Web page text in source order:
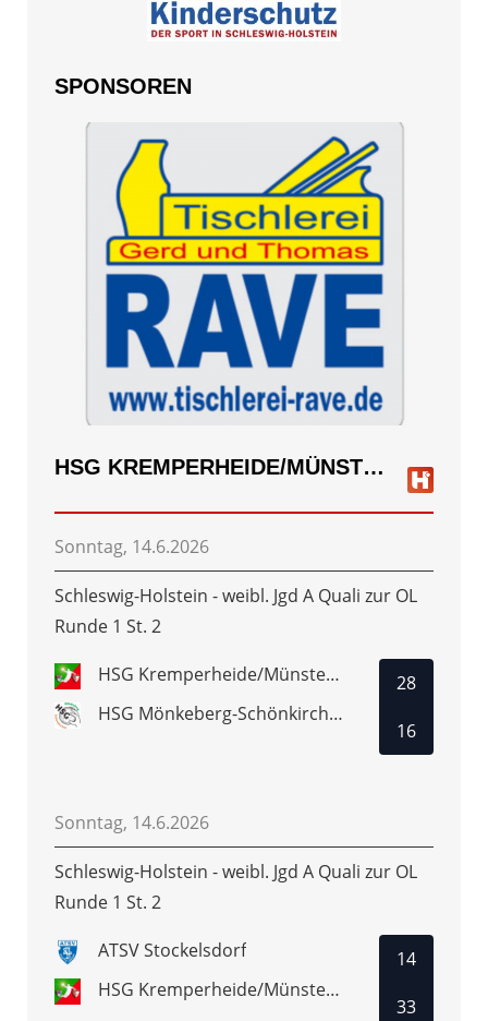
SPONSOREN
HSG KREMPERHEIDE/MÜNSTERDORF
Sonntag, 14.6.2026
Schleswig-Holstein - weibl. Jgd A Quali zur OL
Runde 1 St. 2
HSG Kremperheide/Münsterdorf
HSG Mönkeberg-Schönkirchen
28
16
Sonntag, 14.6.2026
Schleswig-Holstein - weibl. Jgd A Quali zur OL
Runde 1 St. 2
ATSV Stockelsdorf
HSG Kremperheide/Münsterdorf
14
33